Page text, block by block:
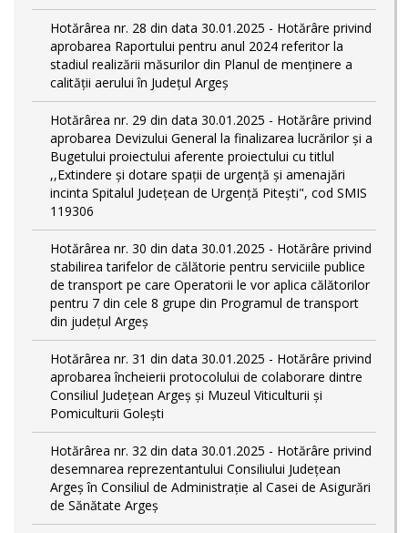
Hotărârea nr. 28 din data 30.01.2025 - Hotărâre privind
aprobarea Raportului pentru anul 2024 referitor la
stadiul realizării măsurilor din Planul de menținere a
calității aerului în Județul Argeș
Hotărârea nr. 29 din data 30.01.2025 - Hotărâre privind
aprobarea Devizului General la finalizarea lucrărilor și a
Bugetului proiectului aferente proiectului cu titlul
,,Extindere și dotare spații de urgență și amenajări
incinta Spitalul Județean de Urgență Pitești", cod SMIS
119306
Hotărârea nr. 30 din data 30.01.2025 - Hotărâre privind
stabilirea tarifelor de călătorie pentru serviciile publice
de transport pe care Operatorii le vor aplica călătorilor
pentru 7 din cele 8 grupe din Programul de transport
din județul Argeş
Hotărârea nr. 31 din data 30.01.2025 - Hotărâre privind
aprobarea încheierii protocolului de colaborare dintre
Consiliul Județean Argeș și Muzeul Viticulturii și
Pomiculturii Golești
Hotărârea nr. 32 din data 30.01.2025 - Hotărâre privind
desemnarea reprezentantului Consiliului Județean
Argeș în Consiliul de Administrație al Casei de Asigurări
de Sănătate Argeș